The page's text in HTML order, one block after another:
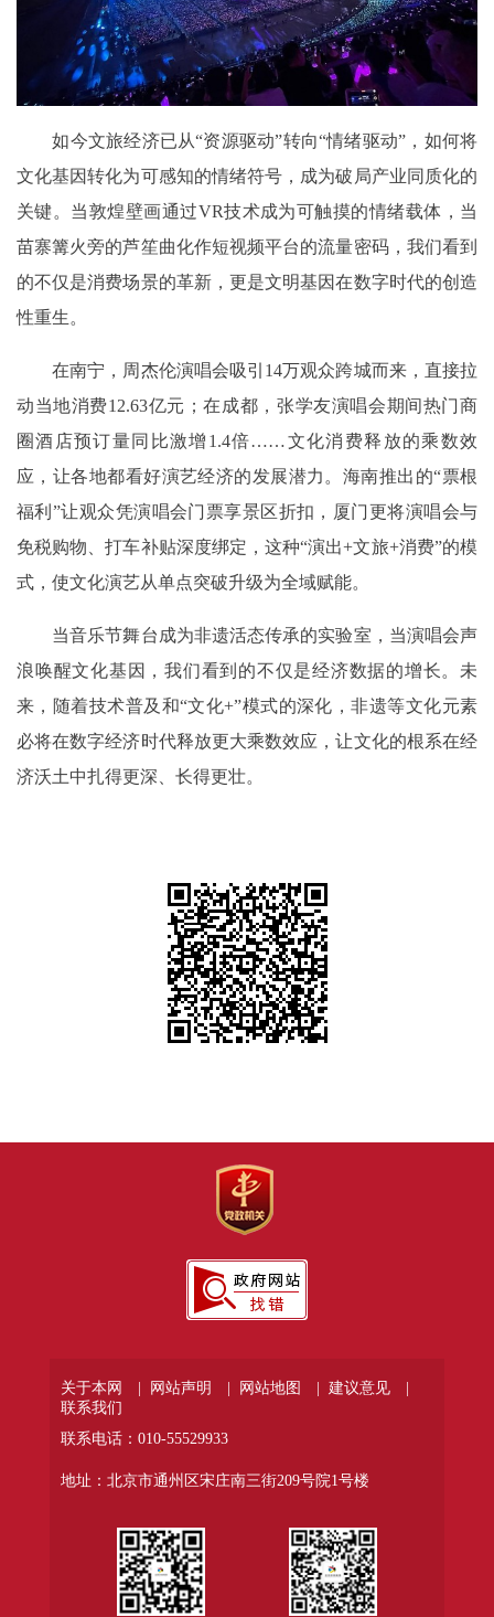
如今文旅经济已从“资源驱动”转向“情绪驱动”，如何将
文化基因转化为可感知的情绪符号，成为破局产业同质化的
关键。当敦煌壁画通过VR技术成为可触摸的情绪载体，当
苗寨篝火旁的芦笙曲化作短视频平台的流量密码，我们看到
的不仅是消费场景的革新，更是文明基因在数字时代的创造
性重生。
在南宁，周杰伦演唱会吸引14万观众跨城而来，直接拉
动当地消费12.63亿元；在成都，张学友演唱会期间热门商
圈酒店预订量同比激增1.4倍……文化消费释放的乘数效
应，让各地都看好演艺经济的发展潜力。海南推出的“票根
福利”让观众凭演唱会门票享景区折扣，厦门更将演唱会与
免税购物、打车补贴深度绑定，这种“演出+文旅+消费”的模
式，使文化演艺从单点突破升级为全域赋能。
当音乐节舞台成为非遗活态传承的实验室，当演唱会声
浪唤醒文化基因，我们看到的不仅是经济数据的增长。未
来，随着技术普及和“文化+”模式的深化，非遗等文化元素
必将在数字经济时代释放更大乘数效应，让文化的根系在经
济沃土中扎得更深、长得更壮。
关于本网 | 网站声明 | 网站地图 |
建议意见 |
联系我们
联系电话：010-55529933
地址：北京市通州区宋庄南三街209号院1号楼